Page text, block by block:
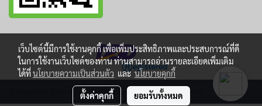
© Copyright 2016 All Rights Reserved by makewebeasy.com
เว็บไซต์นี้มีการใช้งานคุกกี้ เพื่อเพิ่มประสิทธิภาพและประสบการณ์ที่ดี
ในการใช้งานเว็บไซต์ของท่าน ท่านสามารถอ่านรายละเอียดเพิ่มเติม
ได้ที่นโยบายความเป็นส่วนตัว และ นโยบายคุกกี้
ตั้งค่าคุกกี้ ยอมรับทั้งหมด